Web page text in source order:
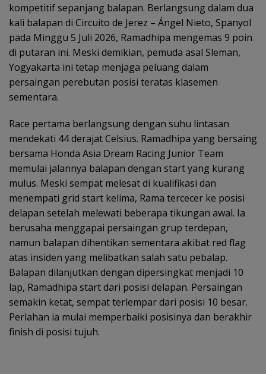
kompetitif sepanjang balapan. Berlangsung dalam dua
kali balapan di Circuito de Jerez – Ángel Nieto, Spanyol
pada Minggu 5 Juli 2026, Ramadhipa mengemas 9 poin
di putaran ini. Meski demikian, pemuda asal Sleman,
Yogyakarta ini tetap menjaga peluang dalam
persaingan perebutan posisi teratas klasemen
sementara.
Race pertama berlangsung dengan suhu lintasan
mendekati 44 derajat Celsius. Ramadhipa yang bersaing
bersama Honda Asia Dream Racing Junior Team
memulai jalannya balapan dengan start yang kurang
mulus. Meski sempat melesat di kualifikasi dan
menempati grid start kelima, Rama tercecer ke posisi
delapan setelah melewati beberapa tikungan awal. Ia
berusaha menggapai persaingan grup terdepan,
namun balapan dihentikan sementara akibat red flag
atas insiden yang melibatkan salah satu pebalap.
Balapan dilanjutkan dengan dipersingkat menjadi 10
lap, Ramadhipa start dari posisi delapan. Persaingan
semakin ketat, sempat terlempar dari posisi 10 besar.
Perlahan ia mulai memperbaiki posisinya dan berakhir
finish di posisi tujuh.